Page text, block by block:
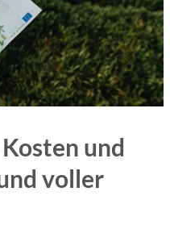
und
voller